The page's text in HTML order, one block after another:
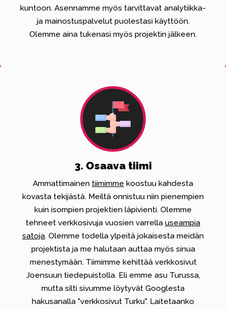
kuntoon. Asennamme myös tarvittavat analytiikka-
ja mainostuspalvelut puolestasi käyttöön.
Olemme aina tukenasi myös projektin jälkeen.
3. Osaava tiimi
Ammattimainen tiimimme koostuu kahdesta
kovasta tekijästä. Meiltä onnistuu niin pienempien
kuin isompien projektien läpivienti. Olemme
tehneet verkkosivuja vuosien varrella useampia
satoja. Olemme todella ylpeitä jokaisesta meidän
projektista ja me halutaan auttaa myös sinua
menestymään. Tiimimme kehittää verkkosivut
Joensuun tiedepuistolla. Eli emme asu Turussa,
mutta silti sivumme löytyvät Googlesta
hakusanalla "verkkosivut Turku". Laitetaanko